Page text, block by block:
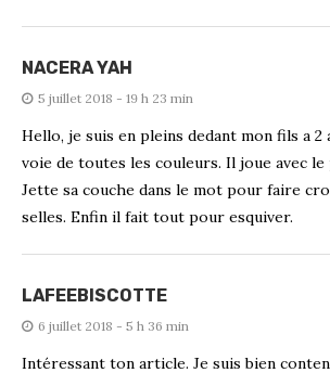
NACERA YAH
5 juillet 2018 - 19 h 23 min
Hello, je suis en pleins dedant mon fils a 2
voie de toutes les couleurs. Il joue avec
Jette sa couche dans le mot pour faire
selles. Enfin il fait tout pour esquiver.
LAFEEBISCOTTE
6 juillet 2018 - 5 h 36 min
Intéressant ton article. Je suis bien